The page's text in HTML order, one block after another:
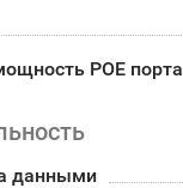
POE порта
данными